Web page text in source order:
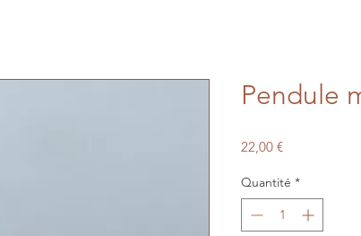
Pendule
22,00 €Prix
Quantité *